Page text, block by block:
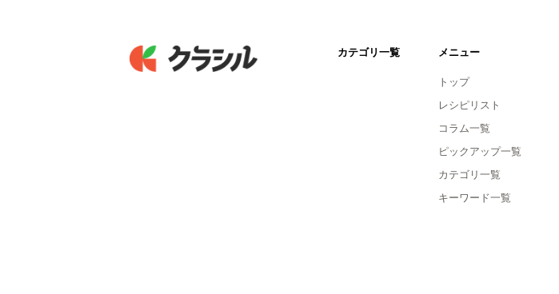
カテゴリ一覧 メニュー
トップ
レシピリスト
コラム一覧
ピックアップ一覧
カテゴリ一覧
キーワード一覧